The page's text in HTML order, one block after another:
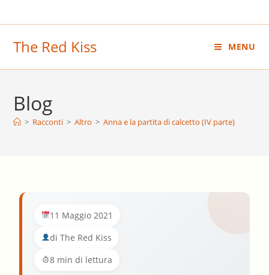
al
The Red Kiss MENU
Blog
> Racconti > Altro > Anna e la partita di calcetto (IV parte)
11 Maggio 2021
di The Red Kiss
8 min di lettura